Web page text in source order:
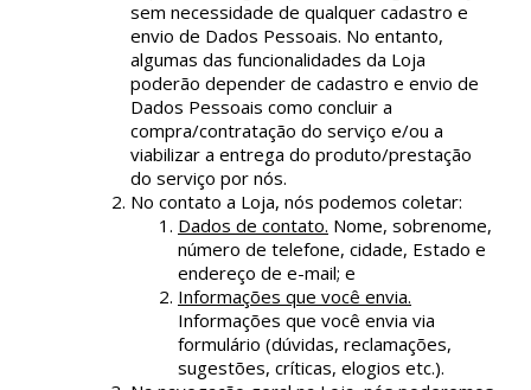
sem necessidade de qualquer cadastro e
envio de Dados Pessoais. No entanto,
algumas das funcionalidades da Loja
poderão depender de cadastro e envio de
Dados Pessoais como concluir a
compra/contratação do serviço e/ou a
viabilizar a entrega do produto/prestação
do serviço por nós.
No contato a Loja, nós podemos coletar:
Dados de contato. Nome, sobrenome,
número de telefone, cidade, Estado e
endereço de e-mail; e
Informações que você envia.
Informações que você envia via
formulário (dúvidas, reclamações,
sugestões, críticas, elogios etc.).